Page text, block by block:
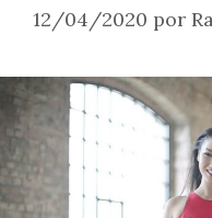
12/04/2020 por